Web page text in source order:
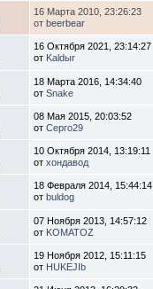
16 Марта 2010, 23:26:23
от beerbear
16 Октября 2021, 23:14:27
от Kaldыr
18 Марта 2016, 14:34:40
от Snake
08 Мая 2015, 20:03:52
от Серго29
10 Октября 2014, 13:19:11
от хондавод
18 Февраля 2014, 15:44:14
от buldog
07 Ноября 2013, 14:57:12
от KOMATOZ
19 Ноября 2012, 15:11:15
от HUKEJIb